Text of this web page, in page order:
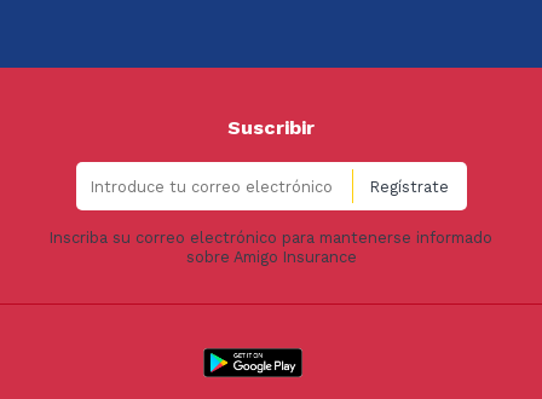
Suscribir
Inscriba su correo electrónico para mantenerse informado
sobre Amigo Insurance